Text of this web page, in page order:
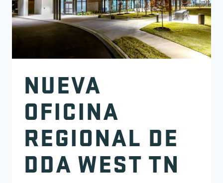
NUEVA
OFICINA
REGIONAL DE
DDA WEST TN